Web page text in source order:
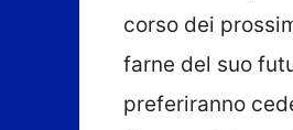
corso dei
farne del suo
preferiranno